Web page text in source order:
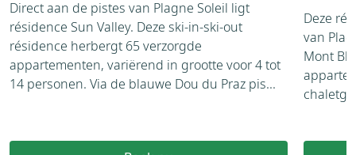
Direct aan de pistes van Plagne Soleil ligt
résidence Sun Valley. Deze ski-in-ski-out
résidence herbergt 65 verzorgde
appartementen, variërend in grootte voor 4 tot
14 personen. Via de blauwe Dou du Praz pis...
Deze
van
Mont